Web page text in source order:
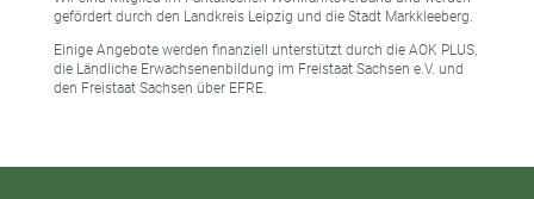
gefördert durch den Landkreis Leipzig und die Stadt Markkleeberg.
Einige Angebote werden finanziell unterstützt durch die AOK PLUS,
die Ländliche Erwachsenenbildung im Freistaat Sachsen e.V. und
den Freistaat Sachsen über EFRE.